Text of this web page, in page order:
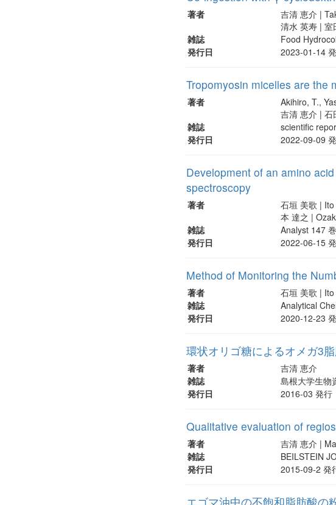
著者
吉清 恵介 |
清水 英寿 | 室
雑誌
Food
発行日
2023-01-14
Tropomyosin micelles are the
著者
Akihiro, T.,
吉清 恵介 | 石
雑誌
scientific
発行日
2022-09-09
Development of an amino
spectroscopy
著者
石垣 美歌 |
本 達之 |
雑誌
Analyst 147
発行日
2022-06-15
Method of Monitoring the
著者
石垣 美歌 |
雑誌
Analytical
発行日
2020-12-23
環状オリゴ糖によるオメガ3
著者
吉清 恵介
雑誌
島根大学生物
発行日
2016-03 発行
Qualitative evaluation of
著者
吉清 恵介 |
雑誌
BEILSTEIN
発行日
2015-09-2 発
エゴマ油中の不飽和脂肪酸の